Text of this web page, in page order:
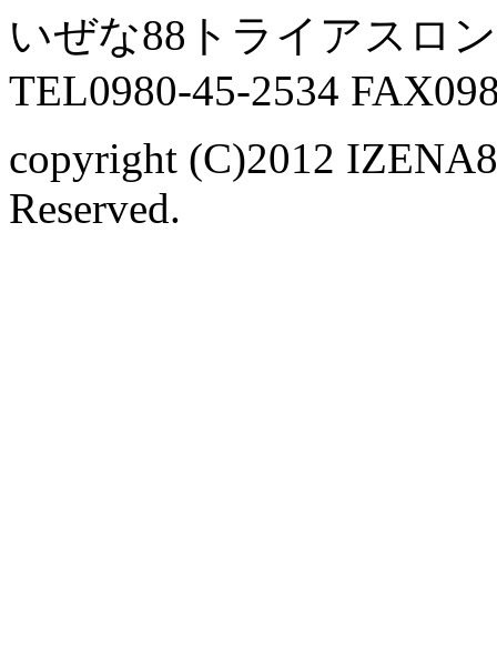
いぜな88トライアスロ
TEL0980-45-2534
copyright (C)2012
Reserved.